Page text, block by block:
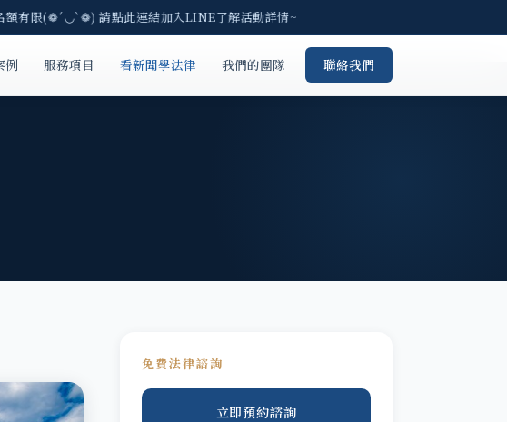
限(❁´◡`❁) 請點此連結加入LINE了解活動詳情~
例 服務項目 看新聞學法律 我們的團隊 聯絡我們
免費法律諮詢
立即預約諮詢